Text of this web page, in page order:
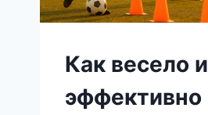
Как весело и
эффективно